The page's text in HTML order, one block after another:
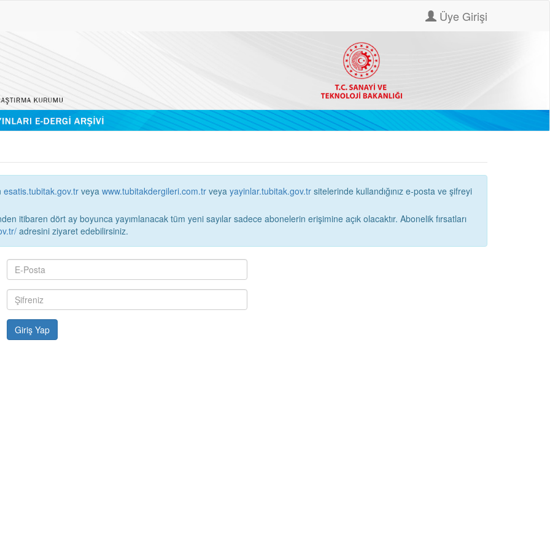
Üye Girişi
esatis.tubitak.gov.tr veya www.tubitakdergileri.com.tr veya yayinlar.tubitak.gov.tr
itibaren dört ay boyunca yayımlanacak tüm yeni sayılar sadece abonelerin erişimine açık olacaktır. Abonelik fırsatları
adresini ziyaret edebilirsiniz.